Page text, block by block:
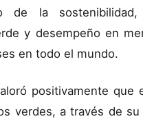
de la sostenibilidad,
y desempeño en
en todo el mundo.
positivamente que
verdes, a través de